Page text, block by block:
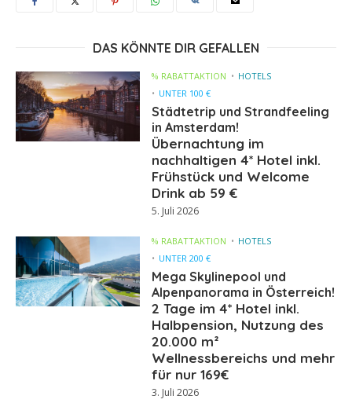
DAS KÖNNTE DIR GEFALLEN
% RABATTAKTION
HOTELS
UNTER 100 €
Städtetrip und Strandfeeling
in Amsterdam!
Übernachtung im
nachhaltigen 4* Hotel inkl.
Frühstück und Welcome
Drink ab 59 €
5. Juli 2026
% RABATTAKTION
HOTELS
UNTER 200 €
Mega Skylinepool und
Alpenpanorama in Österreich!
2 Tage im 4* Hotel inkl.
Halbpension, Nutzung des
20.000 m²
Wellnessbereichs und mehr
für nur 169€
3. Juli 2026